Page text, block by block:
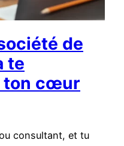
de
te
ton cœur
consultant, et tu